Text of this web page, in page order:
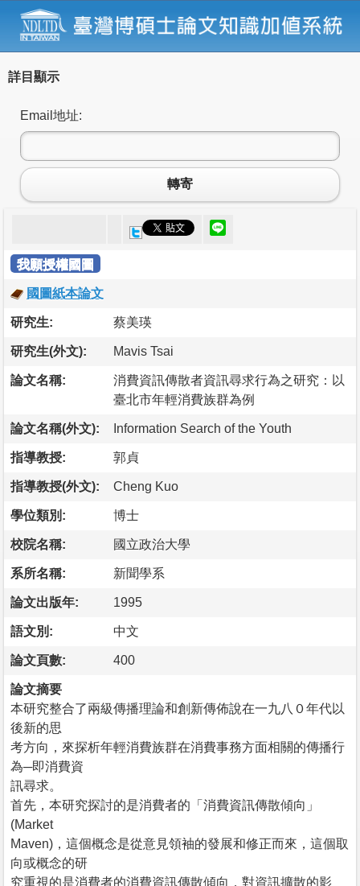
詳目顯示
Email地址:
轉寄
我願授權國圖
國圖紙本論文
研究生: 蔡美瑛
研究生(外文): Mavis Tsai
論文名稱:
消費資訊傳散者資訊尋求行為之研究：以
臺北市年輕消費族群為例
論文名稱(外文): Information Search of the Youth
指導教授: 郭貞
指導教授(外文): Cheng Kuo
學位類別: 博士
校院名稱: 國立政治大學
系所名稱: 新聞學系
論文出版年: 1995
語文別: 中文
論文頁數: 400
論文摘要
本研究整合了兩級傳播理論和創新傳佈說在一九八０年代以
後新的思
考方向，來探析年輕消費族群在消費事務方面相關的傳播行
為─即消費資
訊尋求。
首先，本研究探討的是消費者的「消費資訊傳散傾向」
(Market
Maven)，這個概念是從意見領袖的發展和修正而來，這個取
向或概念的研
究重視的是消費者的消費資訊傳散傾向，對資訊擴散的影